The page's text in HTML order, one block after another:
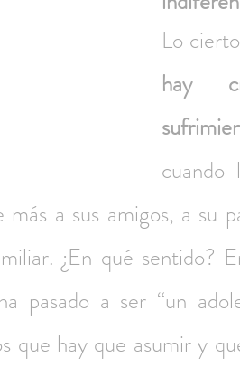
Lo
hay
cuando
más a sus amigos, a su
¿En qué sentido?
pasado a ser “un
que hay que asumir y